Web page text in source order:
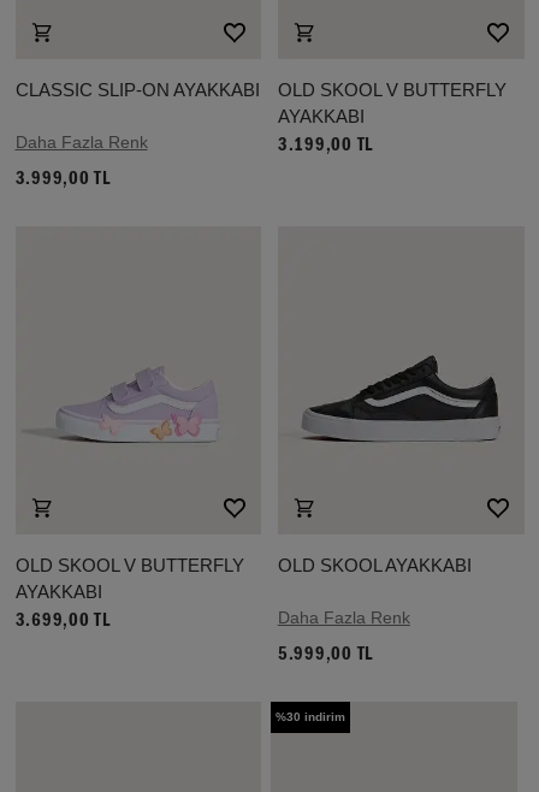
CLASSIC SLIP-ON AYAKKABI
Daha Fazla Renk
3.999,00 TL
OLD SKOOL V BUTTERFLY
AYAKKABI
3.199,00 TL
OLD SKOOL V BUTTERFLY
AYAKKABI
3.699,00 TL
OLD SKOOL AYAKKABI
Daha Fazla Renk
5.999,00 TL
%30 indirim